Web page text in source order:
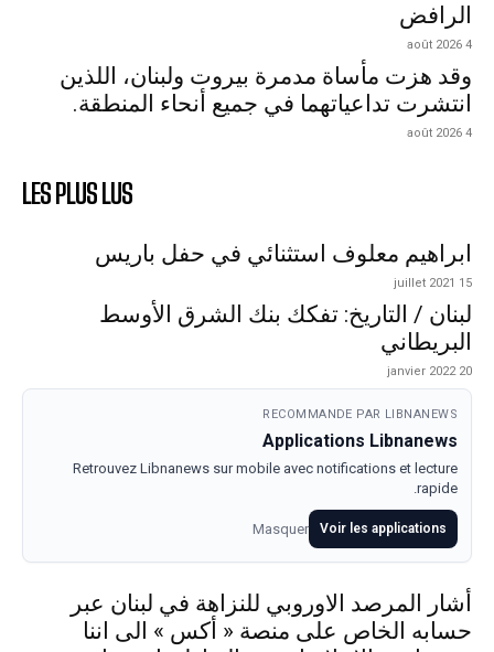
الرافض
4 août 2026
وقد هزت مأساة مدمرة بيروت ولبنان، اللذين
انتشرت تداعياتهما في جميع أنحاء المنطقة.
4 août 2026
LES PLUS LUS
ابراهيم معلوف استثنائي في حفل باريس
15 juillet 2021
لبنان / التاريخ: تفكك بنك الشرق الأوسط
البريطاني
20 janvier 2022
RECOMMANDE PAR LIBNANEWS
Applications Libnanews
Retrouvez Libnanews sur mobile avec notifications et lecture
rapide.
Voir les applications
Masquer
أشار المرصد الاوروبي للنزاهة في لبنان عبر
حسابه الخاص على منصة « أكس » الى اننا